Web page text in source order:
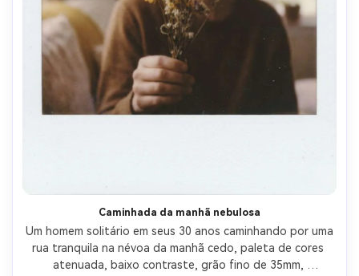
Caminhada da manhã nebulosa
Um homem solitário em seus 30 anos caminhando por uma
rua tranquila na névoa da manhã cedo, paleta de cores
atenuada, baixo contraste, grão fino de 35mm,